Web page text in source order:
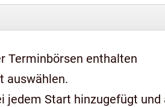
Terminbörsen enthalten
auswählen.
jedem Start hinzugefügt